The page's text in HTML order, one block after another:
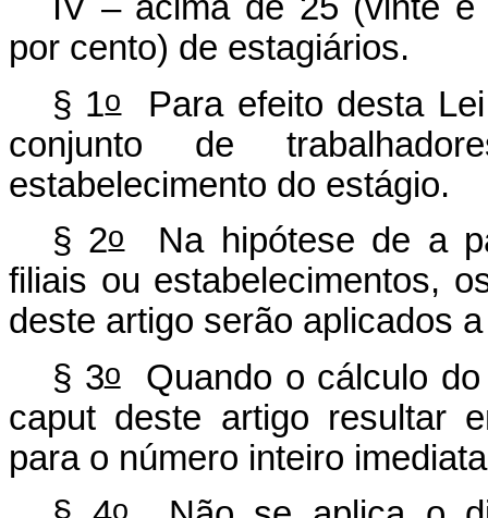
IV – acima de 25 (vinte
por cento) de estagiários.
§ 1oPara efeito desta
conjunto de
estabelecimento do estágio.
§ 2oNa hipótese de a
filiais ou estabelecimentos,
deste artigo serão aplicados
§ 3oQuando o cálculo do
caput deste artigo resultar
para o número inteiro
o